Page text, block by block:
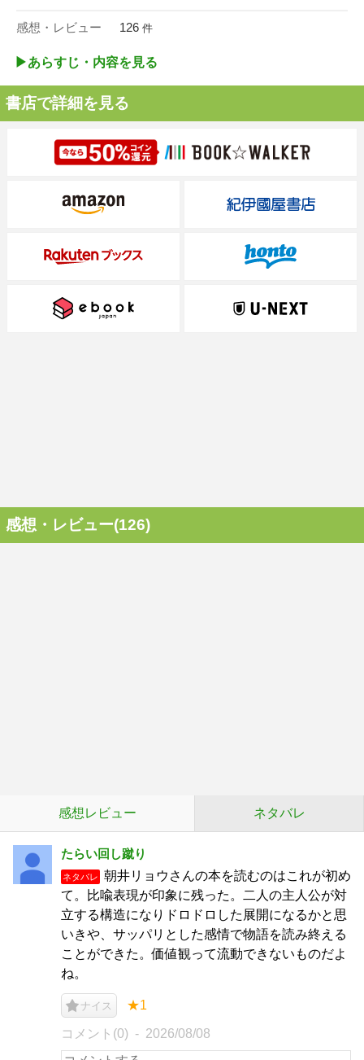
感想・レビュー 126 件
▶︎あらすじ・内容を見る
書店で詳細を見る
感想・レビュー(126)
感想レビュー ネタバレ
たらい回し蹴り
ネタバレ
朝井リョウさんの本を読むのはこれが初め
て。比喩表現が印象に残った。二人の主人公が対
立する構造になりドロドロした展開になるかと思
いきや、サッパリとした感情で物語を読み終える
ことができた。価値観って流動できないものだよ
ね。
ナイス ★1
コメント(0) 2026/08/08